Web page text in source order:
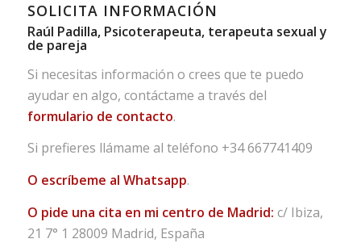
SOLICITA INFORMACIÓN
Raúl Padilla, Psicoterapeuta, terapeuta sexual y
de pareja
Si necesitas información o crees que te puedo
ayudar en algo, contáctame a través del
formulario de contacto.
Si prefieres llámame al teléfono +34 667741409
O escríbeme al Whatsapp.
O pide una cita en mi centro de Madrid: c/ Ibiza,
21 7° 1 28009 Madrid, España